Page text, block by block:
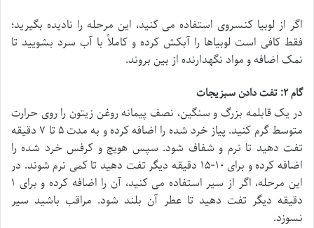
اگر از لوبیا کنسروی استفاده می کنید، این مرحله را نادیده بگیرید؛
فقط کافی است لوبیاها را آبکش کرده و کاملاً با آب سرد بشویید تا
نمک اضافه و مواد نگهدارنده از بین بروند.
گام ۲: تفت دادن سبزیجات
در یک قابلمه بزرگ و سنگین، نصف پیمانه روغن زیتون را روی حرارت
متوسط گرم کنید. پیاز خرد شده را اضافه کرده و به مدت ۵ تا ۷ دقیقه
تفت دهید تا نرم و شفاف شود. سپس هویج و کرفس خرد شده را
اضافه کرده و برای ۱۰-۱۵ دقیقه دیگر تفت دهید تا کمی نرم شوند. در
این مرحله، اگر از سیر استفاده می کنید، آن را اضافه کرده و برای ۱
دقیقه دیگر تفت دهید تا عطر آن بلند شود. مراقب باشید سیر
نسوزد.